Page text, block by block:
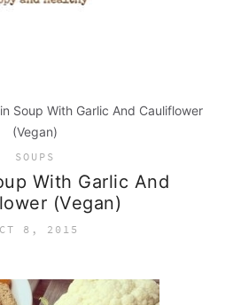
Soup With Garlic And Cauliflower
(Vegan)
SOUPS
With Garlic And
(Vegan)
8, 2015